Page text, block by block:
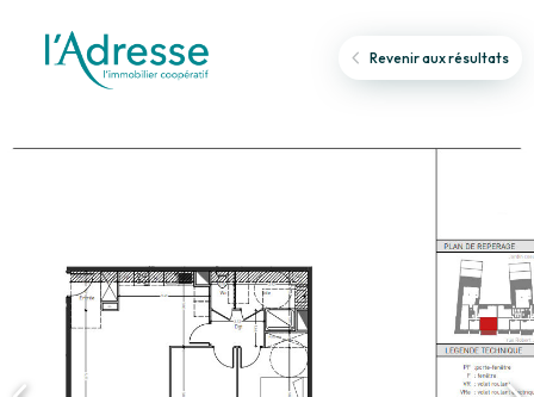
Revenir aux résultats